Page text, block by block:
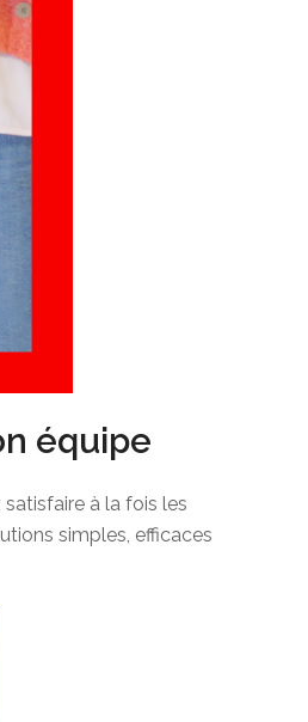
équipe
à la fois les
simples, efficaces